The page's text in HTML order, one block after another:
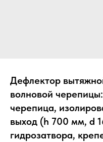
Дефлектор
волновой
черепица,
выход (h 700 мм, d
гидрозатвора,